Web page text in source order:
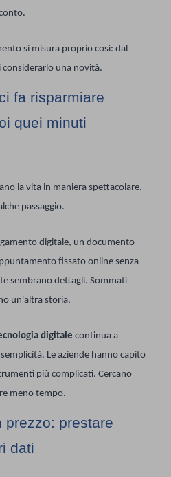
si misura proprio così: dal
una novità.
fa risparmiare
quei minuti
la vita in maniera spettacolare.
passaggio.
digitale, un documento
fissato online senza
sembrano dettagli. Sommati
un'altra storia.
digitale continua a
Le aziende hanno capito
più complicati. Cercano
meno tempo.
prezzo: prestare
dati